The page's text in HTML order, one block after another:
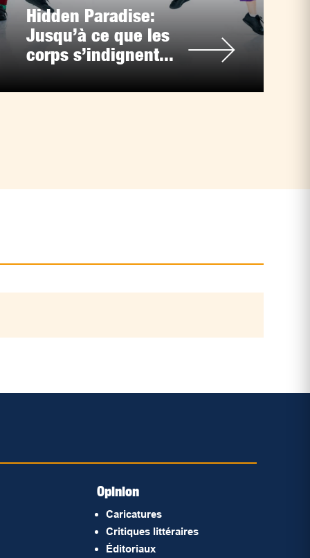
Hidden Paradise:
Jusqu’à ce que les
corps s’indignent...
Opinion
Caricatures
Critiques littéraires
Éditoriaux